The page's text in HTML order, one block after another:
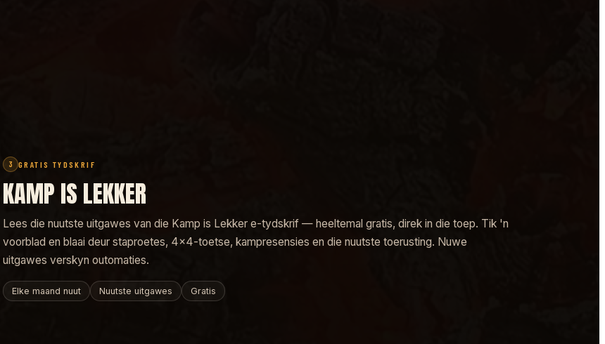
3 GRATIS TYDSKRIF
KAMP IS LEKKER
Lees die nuutste uitgawes van die Kamp is Lekker e-tydskrif — heeltemal gratis, direk in die toep. Tik 'n
voorblad en blaai deur staproetes, 4x4-toetse, kampresensies en die nuutste toerusting. Nuwe
uitgawes verskyn outomaties.
Elke maand nuut Nuutste uitgawes Gratis